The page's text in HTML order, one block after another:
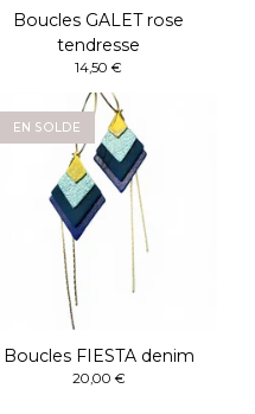
Boucles GALET rose
tendresse
14,50 €
EN SOLDE
Boucles FIESTA denim
20,00 €